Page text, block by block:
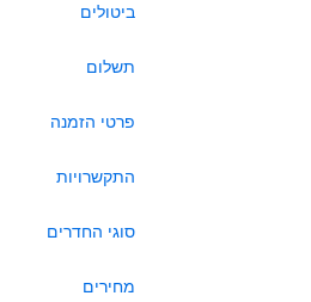
ביטולים
תשלום
פרטי הזמנה
התקשרויות
סוגי החדרים
מחירים